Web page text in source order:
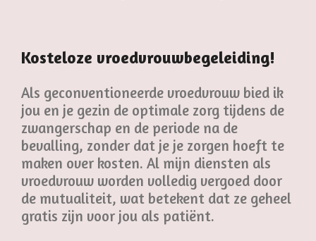
Kosteloze vroedvrouwbegeleiding!
Als geconventioneerde vroedvrouw bied ik
jou en je gezin de optimale zorg tijdens de
zwangerschap en de periode na de
bevalling, zonder dat je je zorgen hoeft te
maken over kosten. Al mijn diensten als
vroedvrouw worden volledig vergoed door
de mutualiteit, wat betekent dat ze geheel
gratis zijn voor jou als patiënt.